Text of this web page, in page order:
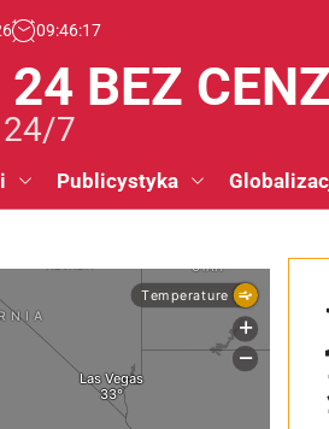
09:46:17
24 BEZ
7
Publicystyka